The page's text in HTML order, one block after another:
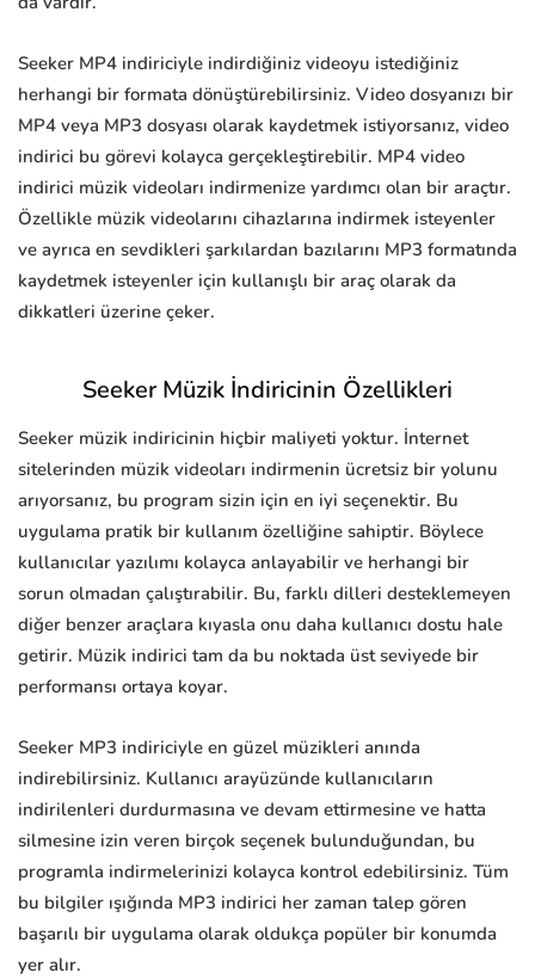
Seeker MP4 indiriciyle indirdiğiniz videoyu istediğiniz
herhangi bir formata dönüştürebilirsiniz. Video dosyanızı bir
MP4 veya MP3 dosyası olarak kaydetmek istiyorsanız, video
indirici bu görevi kolayca gerçekleştirebilir. MP4 video
indirici müzik videoları indirmenize yardımcı olan bir araçtır.
Özellikle müzik videolarını cihazlarına indirmek isteyenler
ve ayrıca en sevdikleri şarkılardan bazılarını MP3 formatında
kaydetmek isteyenler için kullanışlı bir araç olarak da
dikkatleri üzerine çeker.
Seeker Müzik İndiricinin Özellikleri
Seeker müzik indiricinin hiçbir maliyeti yoktur. İnternet
sitelerinden müzik videoları indirmenin ücretsiz bir yolunu
arıyorsanız, bu program sizin için en iyi seçenektir. Bu
uygulama pratik bir kullanım özelliğine sahiptir. Böylece
kullanıcılar yazılımı kolayca anlayabilir ve herhangi bir
sorun olmadan çalıştırabilir. Bu, farklı dilleri desteklemeyen
diğer benzer araçlara kıyasla onu daha kullanıcı dostu hale
getirir. Müzik indirici tam da bu noktada üst seviyede bir
performansı ortaya koyar.
Seeker MP3 indiriciyle en güzel müzikleri anında
indirebilirsiniz. Kullanıcı arayüzünde kullanıcıların
indirilenleri durdurmasına ve devam ettirmesine ve hatta
silmesine izin veren birçok seçenek bulunduğundan, bu
programla indirmelerinizi kolayca kontrol edebilirsiniz. Tüm
bu bilgiler ışığında MP3 indirici her zaman talep gören
başarılı bir uygulama olarak oldukça popüler bir konumda
yer alır.